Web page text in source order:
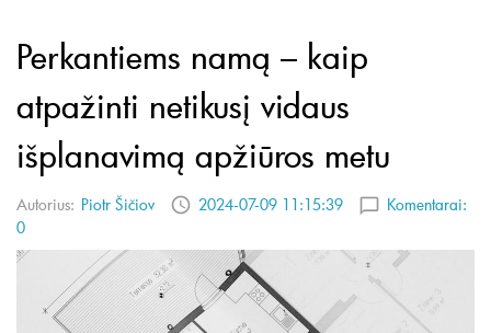
Perkantiems namą – kaip
atpažinti netikusį vidaus
išplanavimą apžiūros metu
Autorius: Piotr Šičiov 2024-07-09 11:15:39
Komentarai:
0